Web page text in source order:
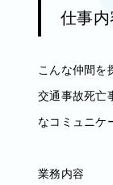
仕事
こんな仲間を
交通事故死亡
なコミュニケ
業務内容